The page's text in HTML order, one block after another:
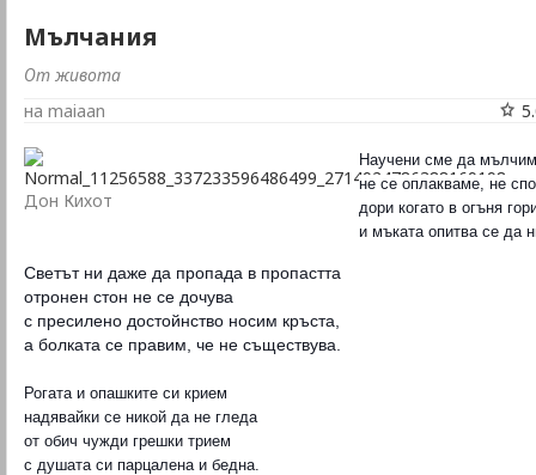
Мълчания
От живота
на maiaan
Дон Кихот
Научени сме да мълчим
не се оплакваме, не
дори когато в огъня
и мъката опитва се да
Светът ни даже да пропада в пропастта
отронен стон не се дочува
с пресилено достойнство носим кръста,
а болката се правим, че не съществува.
Рогата и опашките си крием
надявайки се никой да не гледа
от обич чужди грешки трием
с душата си парцалена и бедна.